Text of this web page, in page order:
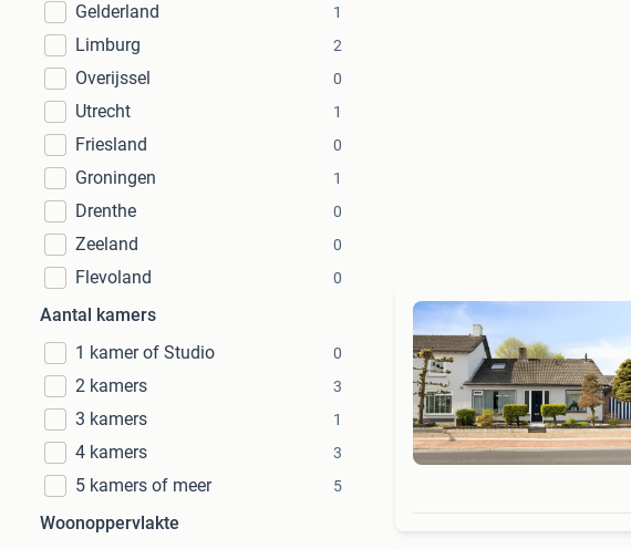
Gelderland 1
Limburg 2
Overijssel 0
Utrecht 1
Friesland 0
Groningen 1
Drenthe 0
Zeeland 0
Flevoland 0
Aantal kamers
1 kamer of Studio
0
2 kamers 3
3 kamers 1
4 kamers 3
5 kamers of meer 5
Woonoppervlakte